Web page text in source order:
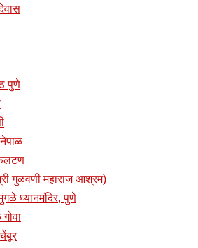
पुणे
गुळवणी महाराज आश्रम)
ध्यानमंदिर, पुणे